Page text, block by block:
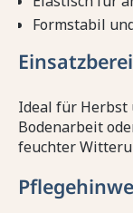
Formstabil
Ideal für Herbst
Bodenarbeit
feuchter